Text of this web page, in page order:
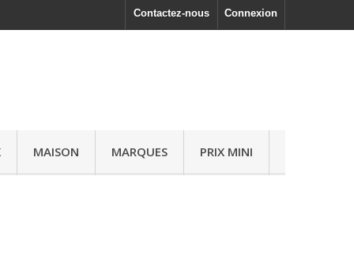
Connexion
Contactez-nous
MAISON MARQUES PRIX MINI